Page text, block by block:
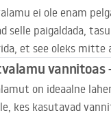
ei ole enam
selle paigaldada,
et see oleks mitte
vannitoas
on ideaalne
kes kasutavad